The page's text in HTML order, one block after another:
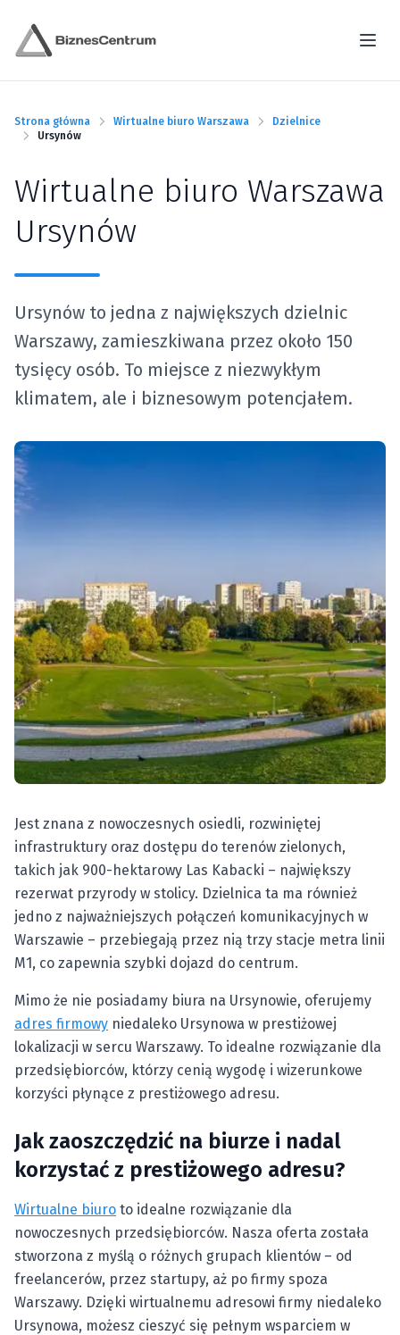
Strona główna Wirtualne biuro Warszawa
Dzielnice
Ursynów
Wirtualne biuro Warszawa
Ursynów
Ursynów to jedna z największych dzielnic
Warszawy, zamieszkiwana przez około 150
tysięcy osób. To miejsce z niezwykłym
klimatem, ale i biznesowym potencjałem.
Jest znana z nowoczesnych osiedli, rozwiniętej
infrastruktury oraz dostępu do terenów zielonych,
takich jak 900-hektarowy Las Kabacki – największy
rezerwat przyrody w stolicy. Dzielnica ta ma również
jedno z najważniejszych połączeń komunikacyjnych w
Warszawie – przebiegają przez nią trzy stacje metra linii
M1, co zapewnia szybki dojazd do centrum.
Mimo że nie posiadamy biura na Ursynowie, oferujemy
adres firmowy niedaleko Ursynowa w prestiżowej
lokalizacji w sercu Warszawy. To idealne rozwiązanie dla
przedsiębiorców, którzy cenią wygodę i wizerunkowe
korzyści płynące z prestiżowego adresu.
Jak zaoszczędzić na biurze i nadal
korzystać z prestiżowego adresu?
Wirtualne biuro to idealne rozwiązanie dla
nowoczesnych przedsiębiorców. Nasza oferta została
stworzona z myślą o różnych grupach klientów – od
freelancerów, przez startupy, aż po firmy spoza
Warszawy. Dzięki wirtualnemu adresowi firmy niedaleko
Ursynowa, możesz cieszyć się pełnym wsparciem w